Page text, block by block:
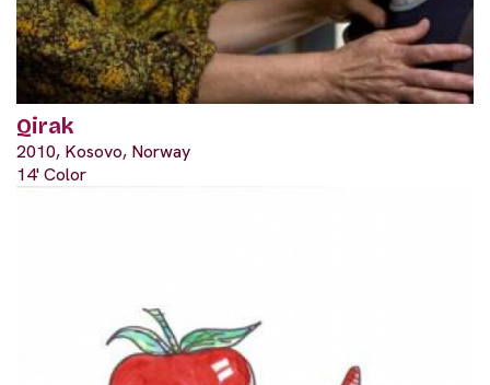
Qirak
2010, Kosovo, Norway
14' Color